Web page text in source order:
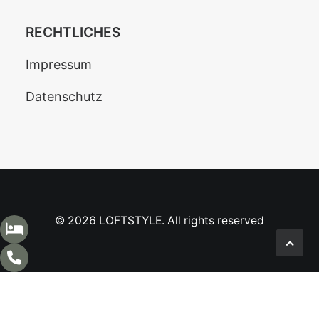
RECHTLICHES
Impressum
Datenschutz
© 2026 LOFTSTYLE. All rights reserved